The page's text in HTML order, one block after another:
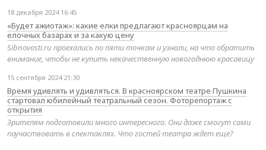
18 декабря 2024 16:45
«Будет ажиотаж»: какие елки предлагают красноярцам на
елочных базарах и за какую цену
Sibnovosti.ru проехались по пяти точкам и узнали, на что обратить
внимание, чтобы не купить некачественную новогоднюю красавицу
15 сентября 2024 21:30
Время удивлять и удивляться. В красноярском театре Пушкина
стартовал юбилейный театральный сезон. Фоторепортаж с
открытия
Зрителям подготовили много интересного. Они даже смогут сами
поучаствовать в спектаклях. Что гостей театра ждет еще?